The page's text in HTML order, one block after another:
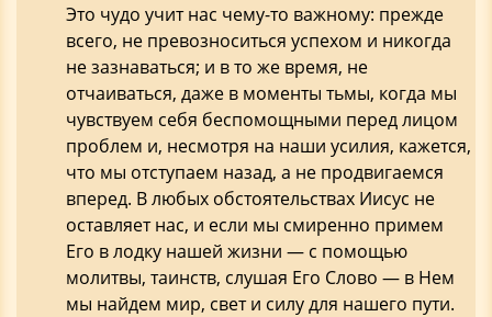
Это чудо учит нас чему-то важному: прежде
всего, не превозноситься успехом и никогда
не зазнаваться; и в то же время, не
отчаиваться, даже в моменты тьмы, когда мы
чувствуем себя беспомощными перед лицом
проблем и, несмотря на наши усилия, кажется,
что мы отступаем назад, а не продвигаемся
вперед. В любых обстоятельствах Иисус не
оставляет нас, и если мы смиренно примем
Его в лодку нашей жизни — с помощью
молитвы, таинств, слушая Его Слово — в Нем
мы найдем мир, свет и силу для нашего пути.